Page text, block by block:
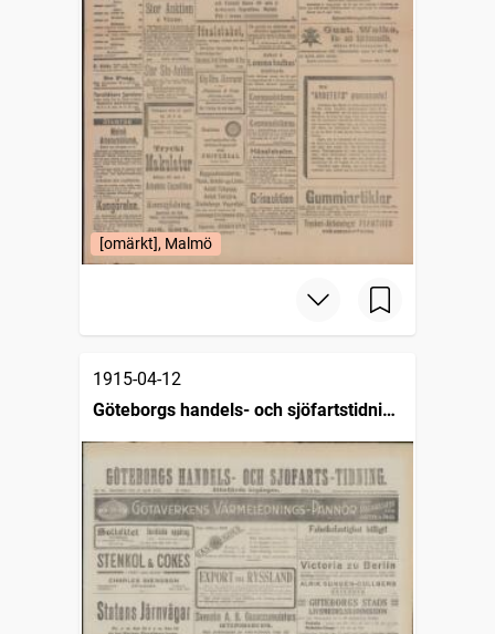
[omärkt], Malmö
1915-04-12
Göteborgs handels- och sjöfartstidning
(1832)